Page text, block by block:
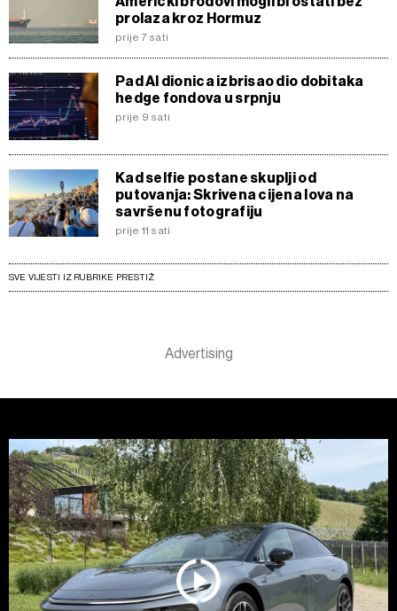
prolaza kroz Hormuz
prije 7 sati
Pad AI dionica izbrisao dio dobitaka
hedge fondova u srpnju
prije 9 sati
Kad selfie postane skuplji od
putovanja: Skrivena cijena lova na
savršenu fotografiju
prije 11 sati
SVE VIJESTI IZ RUBRIKE PRESTIŽ